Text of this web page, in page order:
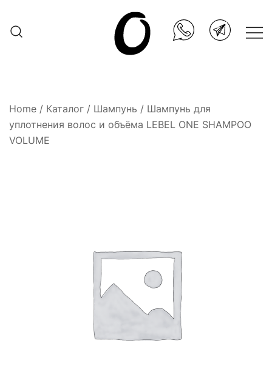
content
Home / Каталог / Шампунь / Шампунь для
уплотнения волос и объёма LEBEL ONE SHAMPOO
VOLUME